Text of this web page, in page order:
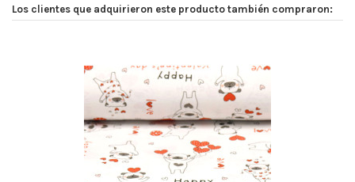
Los clientes que adquirieron este producto también compraron: